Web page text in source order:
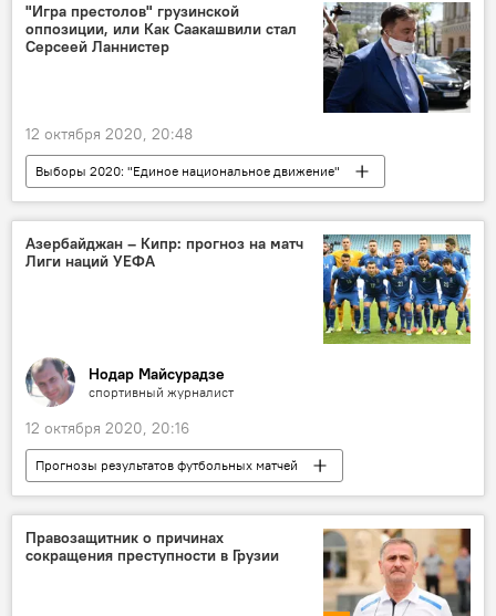
"Игра престолов" грузинской
оппозиции, или Как Саакашвили стал
Серсеей Ланнистер
12 октября 2020, 20:48
Выборы 2020: "Единое национальное движение"
Выборы 2020: "Единая Грузия – демократическое движение"
Парламентские выборы в Грузии 2020
Предвыборная кампания в Грузии 2020
НОВОСТИ
Азербайджан – Кипр: прогноз на матч
Лиги наций УЕФА
Нодар Майсурадзе
спортивный журналист
12 октября 2020, 20:16
Прогнозы результатов футбольных матчей
Лига наций УЕФА 2020: команды, матчи, игроки, прогнозы
прогноз на футбольный матч
Правозащитник о причинах
сокращения преступности в Грузии